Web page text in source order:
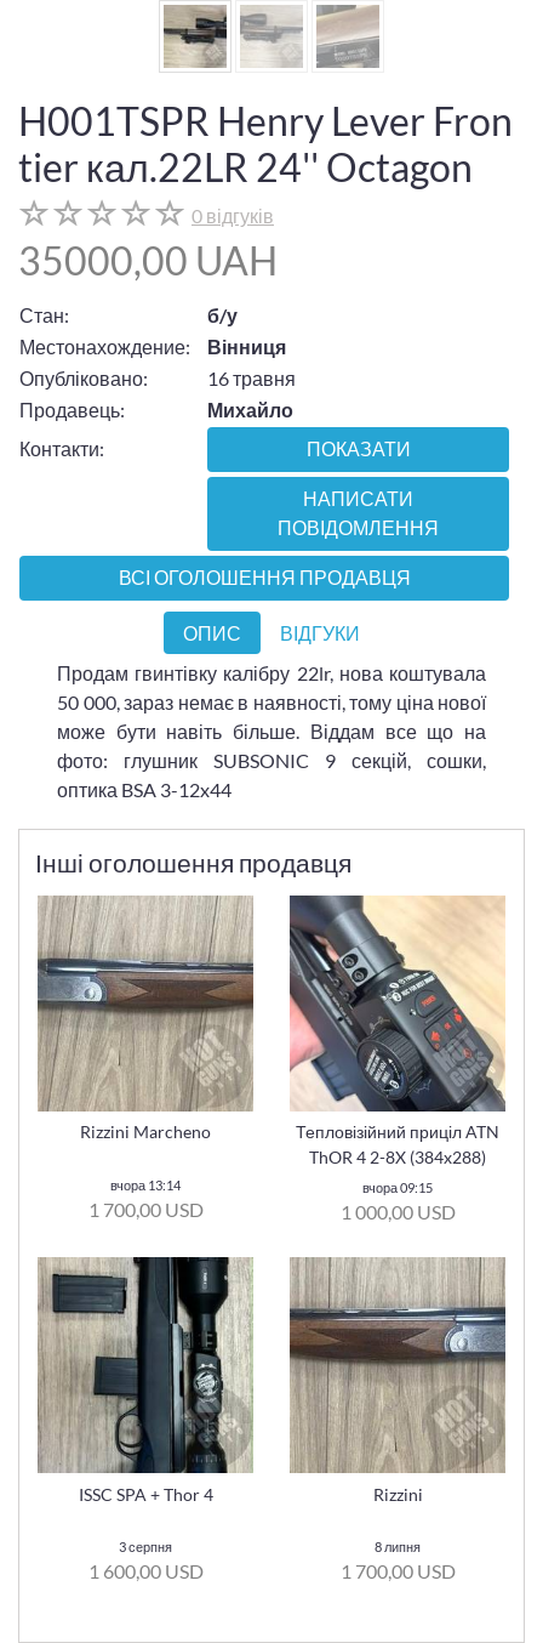
H001TSPR Henry Lever Fron
tier кал.22LR 24'' Octagon
0 відгуків
35000,00 UAH
Стан:
б/у
Местонахождение:
Вінниця
Опубліковано:
16 травня
Продавець:
Михайло
Контакти:
ПОКАЗАТИ
НАПИСАТИ
ПОВІДОМЛЕННЯ
ВСІ ОГОЛОШЕННЯ ПРОДАВЦЯ
ОПИС
ВІДГУКИ
Продам гвинтівку калібру 22lr, нова коштувала
50 000, зараз немає в наявності, тому ціна нової
може бути навіть більше. Віддам все що на
фото: глушник SUBSONIC 9 секцій, сошки,
оптика BSA 3-12x44
Інші оголошення продавця
Rizzini Marcheno
вчора 13:14
1 700,00 USD
Тепловізійний приціл ATN
ThOR 4 2-8X (384x288)
вчора 09:15
1 000,00 USD
ISSC SPA + Thor 4
3 серпня
1 600,00 USD
Rizzini
8 липня
1 700,00 USD